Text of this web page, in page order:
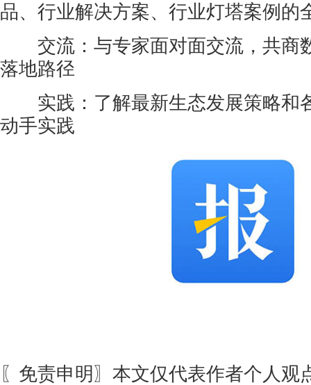
品、行业解决方案、行业灯塔案例的
交流：与专家面对面交流，共商
落地路径
实践：了解最新生态发展策略和
动手实践
〖免责申明〗本文仅代表作者个人观